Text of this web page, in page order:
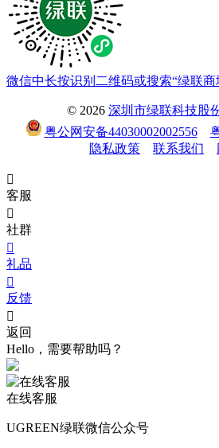
微信中长按识别二维码或搜索“绿联商
© 2026 深圳市绿联科技股
粤公网安备44030002002556
隐私政策
联系我们

客服

社群

礼品

反馈

返回
Hello，需要帮助吗？
在线客服
UGREEN绿联微信公众号